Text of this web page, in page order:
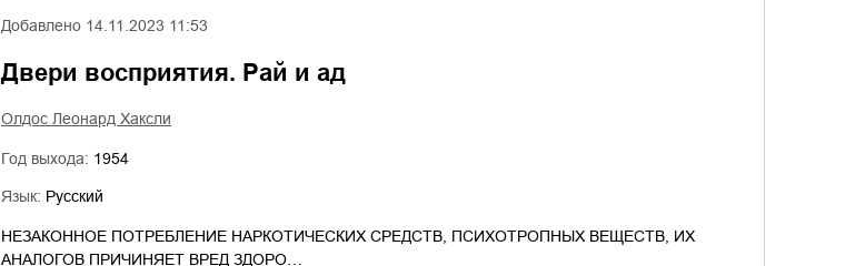
Добавлено 14.11.2023 11:53
Двери восприятия. Рай и ад
Олдос Леонард Хаксли
Год выхода: 1954
Язык: Русский
НЕЗАКОННОЕ ПОТРЕБЛЕНИЕ НАРКОТИЧЕСКИХ СРЕДСТВ, ПСИХОТРОПНЫХ ВЕЩЕСТВ, ИХ
АНАЛОГОВ ПРИЧИНЯЕТ ВРЕД ЗДОРО…